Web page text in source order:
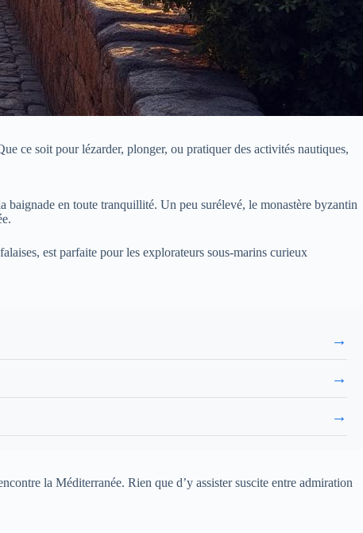
ce soit pour lézarder, plonger, ou pratiquer des activités nautiques,
baignade en toute tranquillité. Un peu surélevé, le monastère byzantin
est parfaite pour les explorateurs sous-marins curieux
→
→
→
la Méditerranée. Rien que d’y assister suscite entre admiration